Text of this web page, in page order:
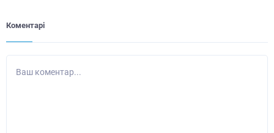
Коментарі
Ваш коментар...